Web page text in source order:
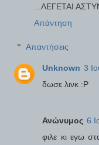
...ΛΕΓΕΤΑΙ
Απάντηση
Απαντήσεις
Unknown 3
δωσε λινκ :P
Ανώνυμος 6
φιλε κι εγω